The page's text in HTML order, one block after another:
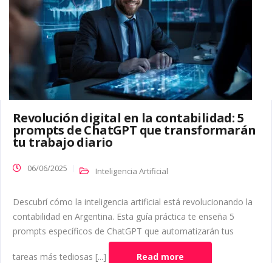
Revolución digital en la contabilidad: 5
prompts de ChatGPT que transformarán
tu trabajo diario
06/06/2025 Inteligencia Artificial
Descubrí cómo la inteligencia artificial está revolucionando la
contabilidad en Argentina. Esta guía práctica te enseña 5
prompts específicos de ChatGPT que automatizarán tus
tareas más tediosas [...] Read more